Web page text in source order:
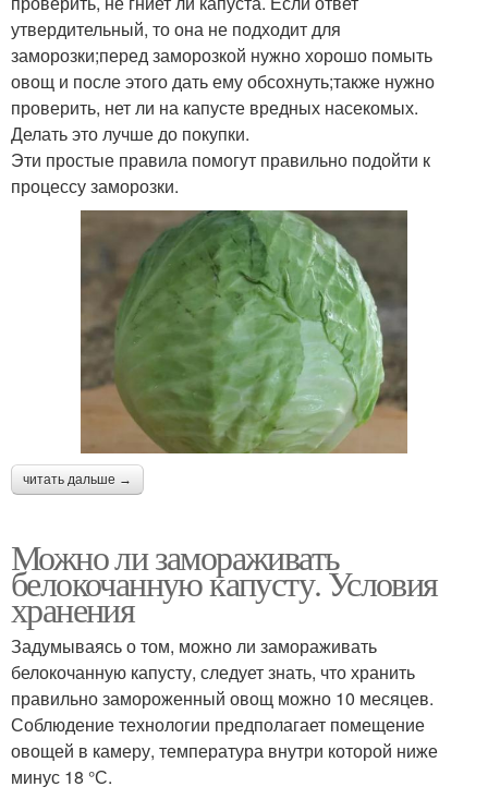
утвердительный, то она не подходит для
заморозки;перед заморозкой нужно хорошо помыть
овощ и после этого дать ему обсохнуть;также нужно
проверить, нет ли на капусте вредных насекомых.
Делать это лучше до покупки.
Эти простые правила помогут правильно подойти к
процессу заморозки.
читать дальше →
Можно ли замораживать
белокочанную капусту. Условия
хранения
Задумываясь о том, можно ли замораживать
белокочанную капусту, следует знать, что хранить
правильно замороженный овощ можно 10 месяцев.
Соблюдение технологии предполагает помещение
овощей в камеру, температура внутри которой ниже
минус 18 °С.